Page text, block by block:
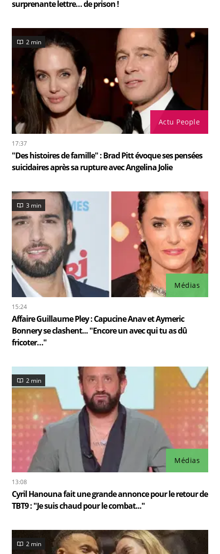
surprenante lettre… de prison !
Actu People
2 min
17:37
"Des histoires de famille" : Brad Pitt évoque ses pensées
suicidaires après sa rupture avec Angelina Jolie
Médias
3 min
15:24
Affaire Guillaume Pley : Capucine Anav et Aymeric
Bonnery se clashent... "Encore un avec qui tu as dû
fricoter…"
Médias
2 min
13:08
Cyril Hanouna fait une grande annonce pour le retour de
TBT9 : "Je suis chaud pour le combat..."
2 min